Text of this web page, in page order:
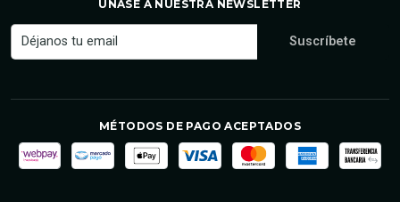
ÚNASE A NUESTRA NEWSLETTER
MÉTODOS DE PAGO ACEPTADOS